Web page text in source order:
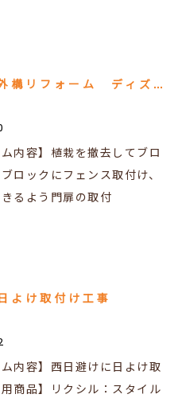
奈良市 外構リフォーム ディズニーフェンス取り付け
ム内容】植栽を撤去してブロ
ロックにフェンス取付け、
るよう門扉の取付
け取付け工事
ム内容】西日避けに日よけ取
商品】リクシル：スタイル